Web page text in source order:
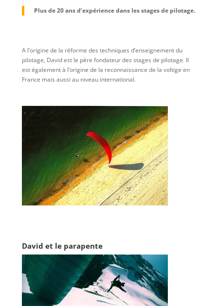
Plus de 20 ans d’expérience dans les stages de pilotage.
A l’origine de la réforme des techniques d’enseignement du
pilotage, David est le père fondateur des stages de pilotage. Il
est également à l’origine de la reconnaissance de la voltige en
France mais aussi au niveau international.
David et le parapente